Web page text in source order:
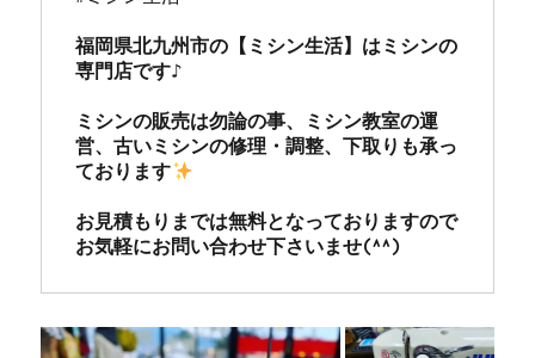
福岡県北九州市の【ミシン生活】はミシンの
専門店です♪
ミシンの販売は勿論の事、ミシン教室の運
営、古いミシンの修理・調整、下取りも承っ
ております
お見積もりまでは無料となっておりますので
お気軽にお問い合わせ下さいませ(^^)